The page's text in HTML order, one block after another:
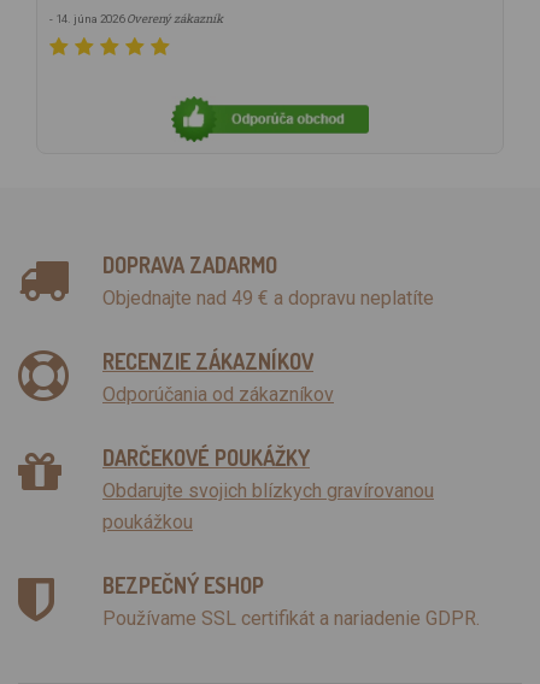
- 14. júna 2026Overený zákazník
DOPRAVA ZADARMO
Objednajte nad 49 € a dopravu neplatíte
RECENZIE ZÁKAZNÍKOV
Odporúčania od zákazníkov
DARČEKOVÉ POUKÁŽKY
Obdarujte svojich blízkych gravírovanou
poukážkou
BEZPEČNÝ ESHOP
Používame SSL certifikát a nariadenie GDPR.